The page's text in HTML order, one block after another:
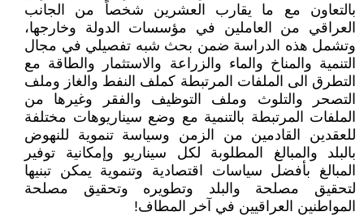
بالتعاون مع ما يقارب العشرين شخصاً من الجانب
العراقي من العاملين في مؤسسات الدولة وخارجها،
وتشمل هذه الدراسة ضمن بحث شبه تفصيلي في مجال
التنمية والمناخ والماء والزراعة والاستثمار والطاقة مع
التطرق الى الملفات المرتبطة كملف النفط والغاز وملف
التصحر والتلوث وملف التوظيف والفقر وغيرها من
الملفات المرتبطة بالتنمية مع وضع سيناريوهات مختلفة
للعقدين القادمين من الزمن وسياسة تنموية للنهوض
بالبلد والمبالغ المطلوبة لكل سيناريو وإمكانية توفير
المبالغ بأفضل سياسات اقتصادية وتنموية يمكن تبنيها
لتحقيق مصلحة والبلد وتطويره وتحقيق مصلحة
المواطنين العراقيين في آخر المطاف!